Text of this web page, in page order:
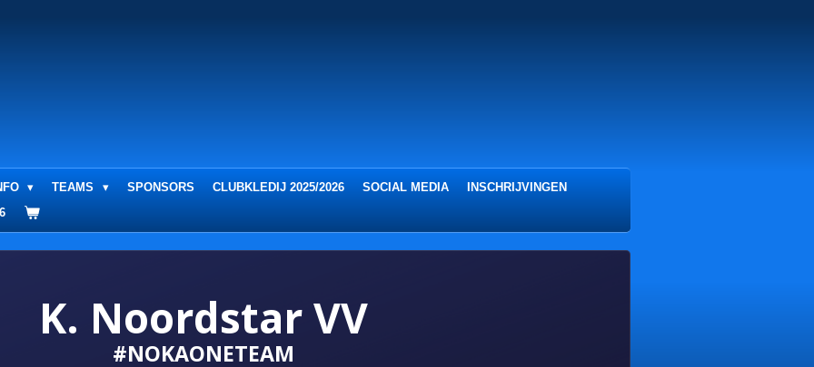
TEAMS SPONSORS CLUBKLEDIJ 2025/2026 SOCIAL MEDIA
INSCHRIJVINGEN
K. Noordstar VV
#NOKAONETEAM